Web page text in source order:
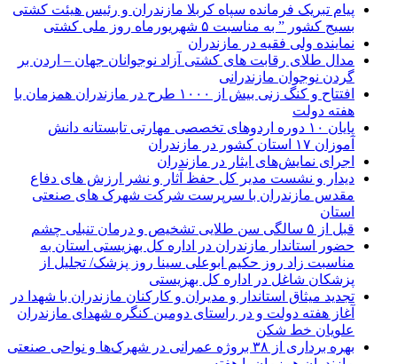
پیام تبریک فرمانده سپاه کربلا مازندران و رئیس هیئت کشتی
بسیج کشور ” به مناسبت ۵ شهریورماه روز ملی کشتی
نماينده ولی فقیه در مازندران
مدال طلای رقابت های کشتی آزاد نوجوانان جهان – اردن بر
گردن نوجوان مازندرانی
افتتاح و کنگ زنی بیش از ۱۰۰۰ طرح در مازندران همزمان با
هفته دولت
پایان ۱۰ دوره اردوهای تخصصی مهارتی تابستانه دانش
آموزان ۱۷ استان کشور در مازندران
اجرای نمایش‌های ایثار در مازندران
دیدار و نشست مدیر کل حفظ آثار و نشر ارزش های دفاع
مقدس مازندران با سرپرست شرکت شهرک های صنعتی
استان
قبل از ۵ سالگی سن طلایی تشخیص و درمان تنبلی چشم
حضور استاندار مازندران در اداره کل بهزیستی استان به
مناسبت زاد روز حکیم ابوعلی سینا روز پزشک/ تجلیل از
پزشکان شاغل در اداره کل بهزیستی
تجدید میثاق استاندار و مدیران و کارکنان مازندران با شهدا در
آغاز هفته دولت و در راستای دومین کنگره شهدای مازندران
علویان خط شکن
بهره برداری از ۳۸ بروژه عمرانی در شهرک‌ها و نواحی صنعتی